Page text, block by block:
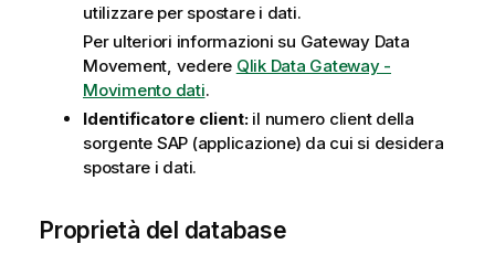
utilizzare per spostare i dati.
Per ulteriori informazioni su Gateway Data
Movement , vedere Qlik Data Gateway -
Movimento dati.
Identificatore client: il numero client della
sorgente SAP (applicazione) da cui si desidera
spostare i dati.
Proprietà del database